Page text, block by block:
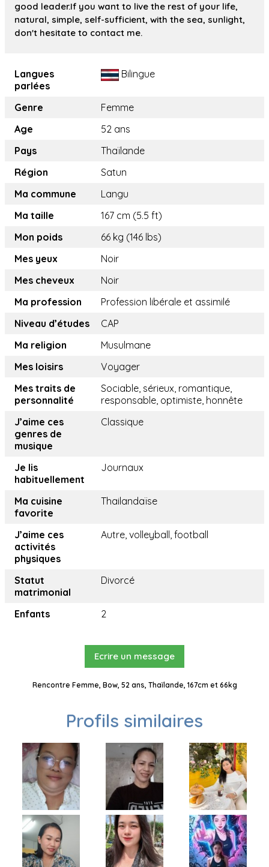
good leader.If you want to live the rest of your life,
natural, simple, self-sufficient, with the sea, sunlight,
don't hesitate to contact me.
Langues
parlées
Bilingue
Genre
Femme
Age
52 ans
Pays
Thaïlande
Région
Satun
Ma commune
Langu
Ma taille
167 cm (5.5 ft)
Mon poids
66 kg (146 lbs)
Mes yeux
Noir
Mes cheveux
Noir
Ma profession
Profession libérale et assimilé
Niveau d’études
CAP
Ma religion
Musulmane
Mes loisirs
Voyager
Mes traits de
personnalité
Sociable, sérieux, romantique,
responsable, optimiste, honnête
J’aime ces
genres de
musique
Classique
Je lis
habituellement
Journaux
Ma cuisine
favorite
Thailandaïse
J’aime ces
activités
physiques
Autre, volleyball, football
Statut
matrimonial
Divorcé
Enfants 2
Ecrire un message
Rencontre Femme, Bow, 52 ans, Thaïlande, 167cm et 66kg
Profils similaires